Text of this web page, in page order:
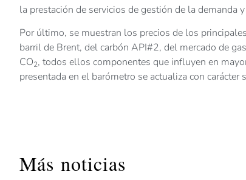
la prestación de servicios de gestión de la demanda
Por último, se muestran los precios de los
barril de Brent, del carbón API#2, del mercado de
CO2, todos ellos componentes que influyen en
presentada en el barómetro se actualiza con carácter
Más noticias